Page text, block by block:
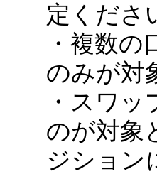
定くださ
・複数
のみが対
・スワ
のが対象
ジション